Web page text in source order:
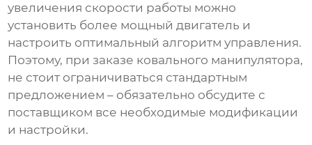
увеличения скорости работы можно
установить более мощный двигатель и
настроить оптимальный алгоритм управления.
Поэтому, при заказе ковального манипулятора,
не стоит ограничиваться стандартным
предложением – обязательно обсудите с
поставщиком все необходимые модификации
и настройки.